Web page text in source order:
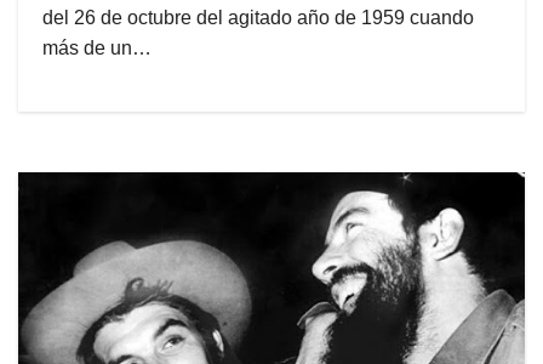
del 26 de octubre del agitado año de 1959 cuando
más de un…